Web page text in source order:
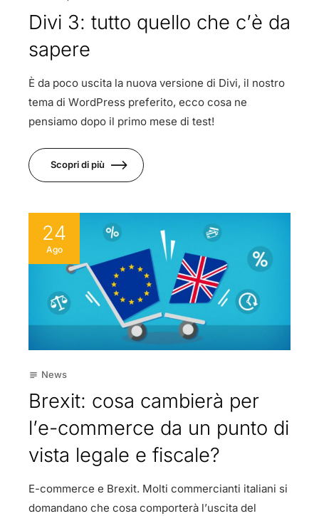
Divi 3: tutto quello che c’è da
sapere
È da poco uscita la nuova versione di Divi, il nostro
tema di WordPress preferito, ecco cosa ne
pensiamo dopo il primo mese di test!
Scopri di più
24
Ago
subject News
Brexit: cosa cambierà per
l’e-commerce da un punto di
vista legale e fiscale?
E-commerce e Brexit. Molti commercianti italiani si
domandano che cosa comporterà l’uscita del